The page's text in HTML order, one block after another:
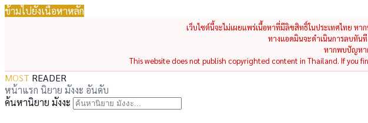
ข้ามไปยังเนื้อหาหลัก
เว็บไซต์นี้จะไม่เผยแพร่เนื้อหาที่มีลิขสิทธิ์ในประเทศไทย ห
ทางแอดมินจะดำเนินการลบทัน
หากพบปัญหา
This website does not publish copyrighted content in Thailand. If you
MOST READER
หน้าแรก นิยาย มังงะ อันดับ
ค้นหานิยาย มังงะ